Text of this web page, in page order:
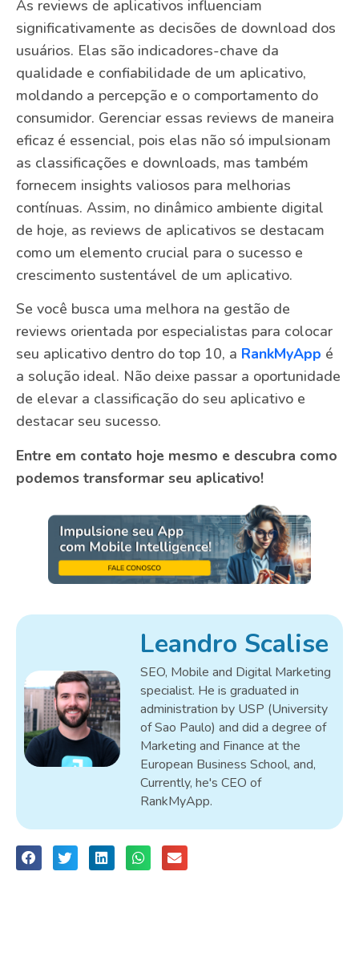
As reviews de aplicativos influenciam
significativamente as decisões de download dos
usuários. Elas são indicadores-chave da
qualidade e confiabilidade de um aplicativo,
moldando a percepção e o comportamento do
consumidor. Gerenciar essas reviews de maneira
eficaz é essencial, pois elas não só impulsionam
as classificações e downloads, mas também
fornecem insights valiosos para melhorias
contínuas. Assim, no dinâmico ambiente digital
de hoje, as reviews de aplicativos se destacam
como um elemento crucial para o sucesso e
crescimento sustentável de um aplicativo.
Se você busca uma melhora na gestão de
reviews orientada por especialistas para colocar
seu aplicativo dentro do top 10, a RankMyApp é
a solução ideal. Não deixe passar a oportunidade
de elevar a classificação do seu aplicativo e
destacar seu sucesso.
Entre em contato hoje mesmo e descubra como
podemos transformar seu aplicativo!
Leandro Scalise
SEO, Mobile and Digital Marketing
specialist. He is graduated in
administration by USP (University
of Sao Paulo) and did a degree of
Marketing and Finance at the
European Business School, and,
Currently, he's CEO of
RankMyApp.